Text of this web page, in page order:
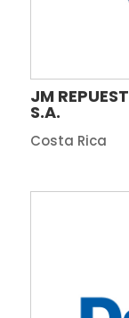
JM
S.A.
Costa Rica